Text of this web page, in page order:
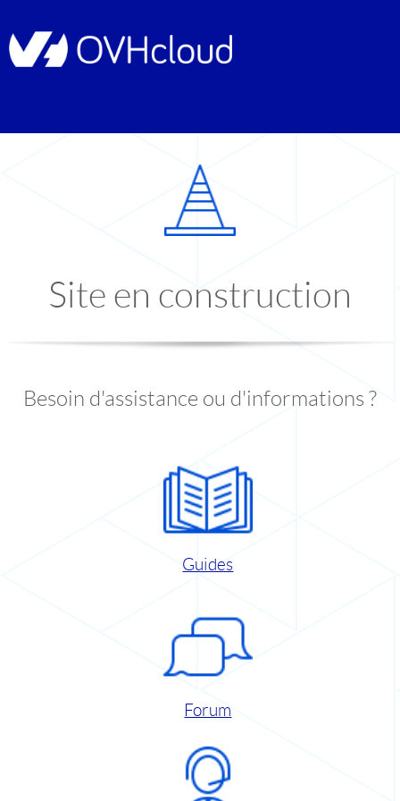
Site en construction
Besoin d'assistance ou d'informations ?
Guides
Forum